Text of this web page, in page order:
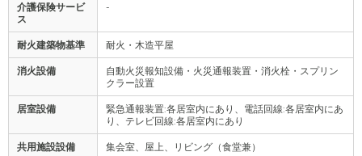
介護保険サービ
ス
-
耐火建築物基準 耐火・木造平屋
消火設備
自動火災報知設備・火災通報装置・消火栓・スプリン
クラー設置
居室設備
緊急通報装置:各居室内にあり、電話回線:各居室内にあ
り、テレビ回線:各居室内にあり
共用施設設備 集会室、屋上、リビング（食堂兼）